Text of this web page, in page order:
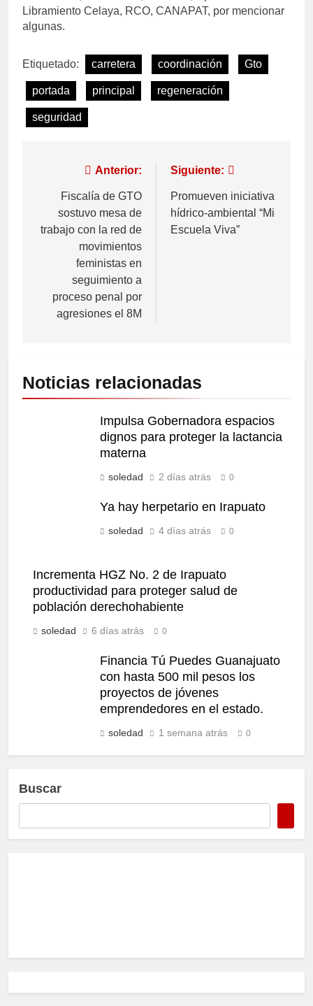
Libramiento Celaya, RCO, CANAPAT, por mencionar
algunas.
Etiquetado: carretera coordinación Gto
portada principal regeneración
seguridad
Anterior:
Fiscalía de GTO
sostuvo mesa de
trabajo con la red de
movimientos
feministas en
seguimiento a
proceso penal por
agresiones el 8M
Siguiente:
Promueven iniciativa
hídrico-ambiental “Mi
Escuela Viva”
Noticias relacionadas
Impulsa Gobernadora espacios
dignos para proteger la lactancia
materna
soledad 2 días atrás 0
Ya hay herpetario en Irapuato
soledad 4 días atrás 0
Incrementa HGZ No. 2 de Irapuato
productividad para proteger salud de
población derechohabiente
soledad 6 días atrás 0
Financia Tú Puedes Guanajuato
con hasta 500 mil pesos los
proyectos de jóvenes
emprendedores en el estado.
soledad 1 semana atrás 0
Buscar